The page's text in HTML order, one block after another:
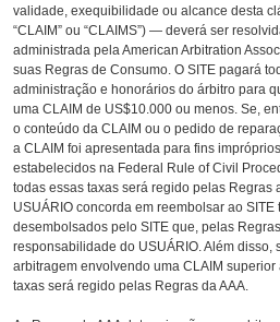
validade, exequibilidade ou alcance desta
“CLAIM” ou “CLAIMS”) — deverá ser
administrada pela American Arbitration
suas Regras de Consumo. O SITE pagará
administração e honorários do árbitro para
uma CLAIM de US$10.000 ou menos. Se,
o conteúdo da CLAIM ou o pedido de
a CLAIM foi apresentada para fins
estabelecidos na Federal Rule of Civil
todas essas taxas será regido pelas Regras
USUÁRIO concorda em reembolsar ao
desembolsados pelo SITE que, pelas
responsabilidade do USUÁRIO. Além disso,
arbitragem envolvendo uma CLAIM
taxas será regido pelas Regras da AAA.